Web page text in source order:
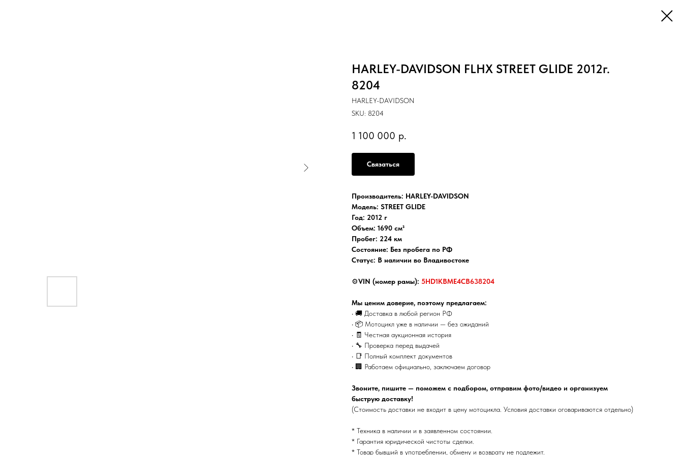
HARLEY-DAVIDSON FLHX STREET GLIDE 2012г.
8204
HARLEY-DAVIDSON
SKU: 8204
1 100 000 р.
Связаться
Производитель: HARLEY-DAVIDSON
Модель: STREET GLIDE
Год: 2012 г
Объем: 1690 см³
Пробег: 224 км
Состояние: Без пробега по РФ
Статус: В наличии во Владивостоке
⚙️VIN (номер рамы): 5HD1KBME4CB638204
Мы ценим доверие, поэтому предлагаем:
• 🚚 Доставка в любой регион РФ
• 📦 Мотоцикл уже в наличии — без ожиданий
• 🧾 Честная аукционная история
• 🔧 Проверка перед выдачей
• 📑 Полный комплект документов
• 🏢 Работаем официально, заключаем договор
Звоните, пишите — поможем с подбором, отправим фото/видео и организуем
быструю доставку!
(Стоимость доставки не входит в цену мотоцикла. Условия доставки оговариваются отдельно)
* Техника в наличии и в заявленном состоянии.
* Гарантия юридической чистоты сделки.
* Товар бывший в употреблении, обмену и возврату не подлежит.